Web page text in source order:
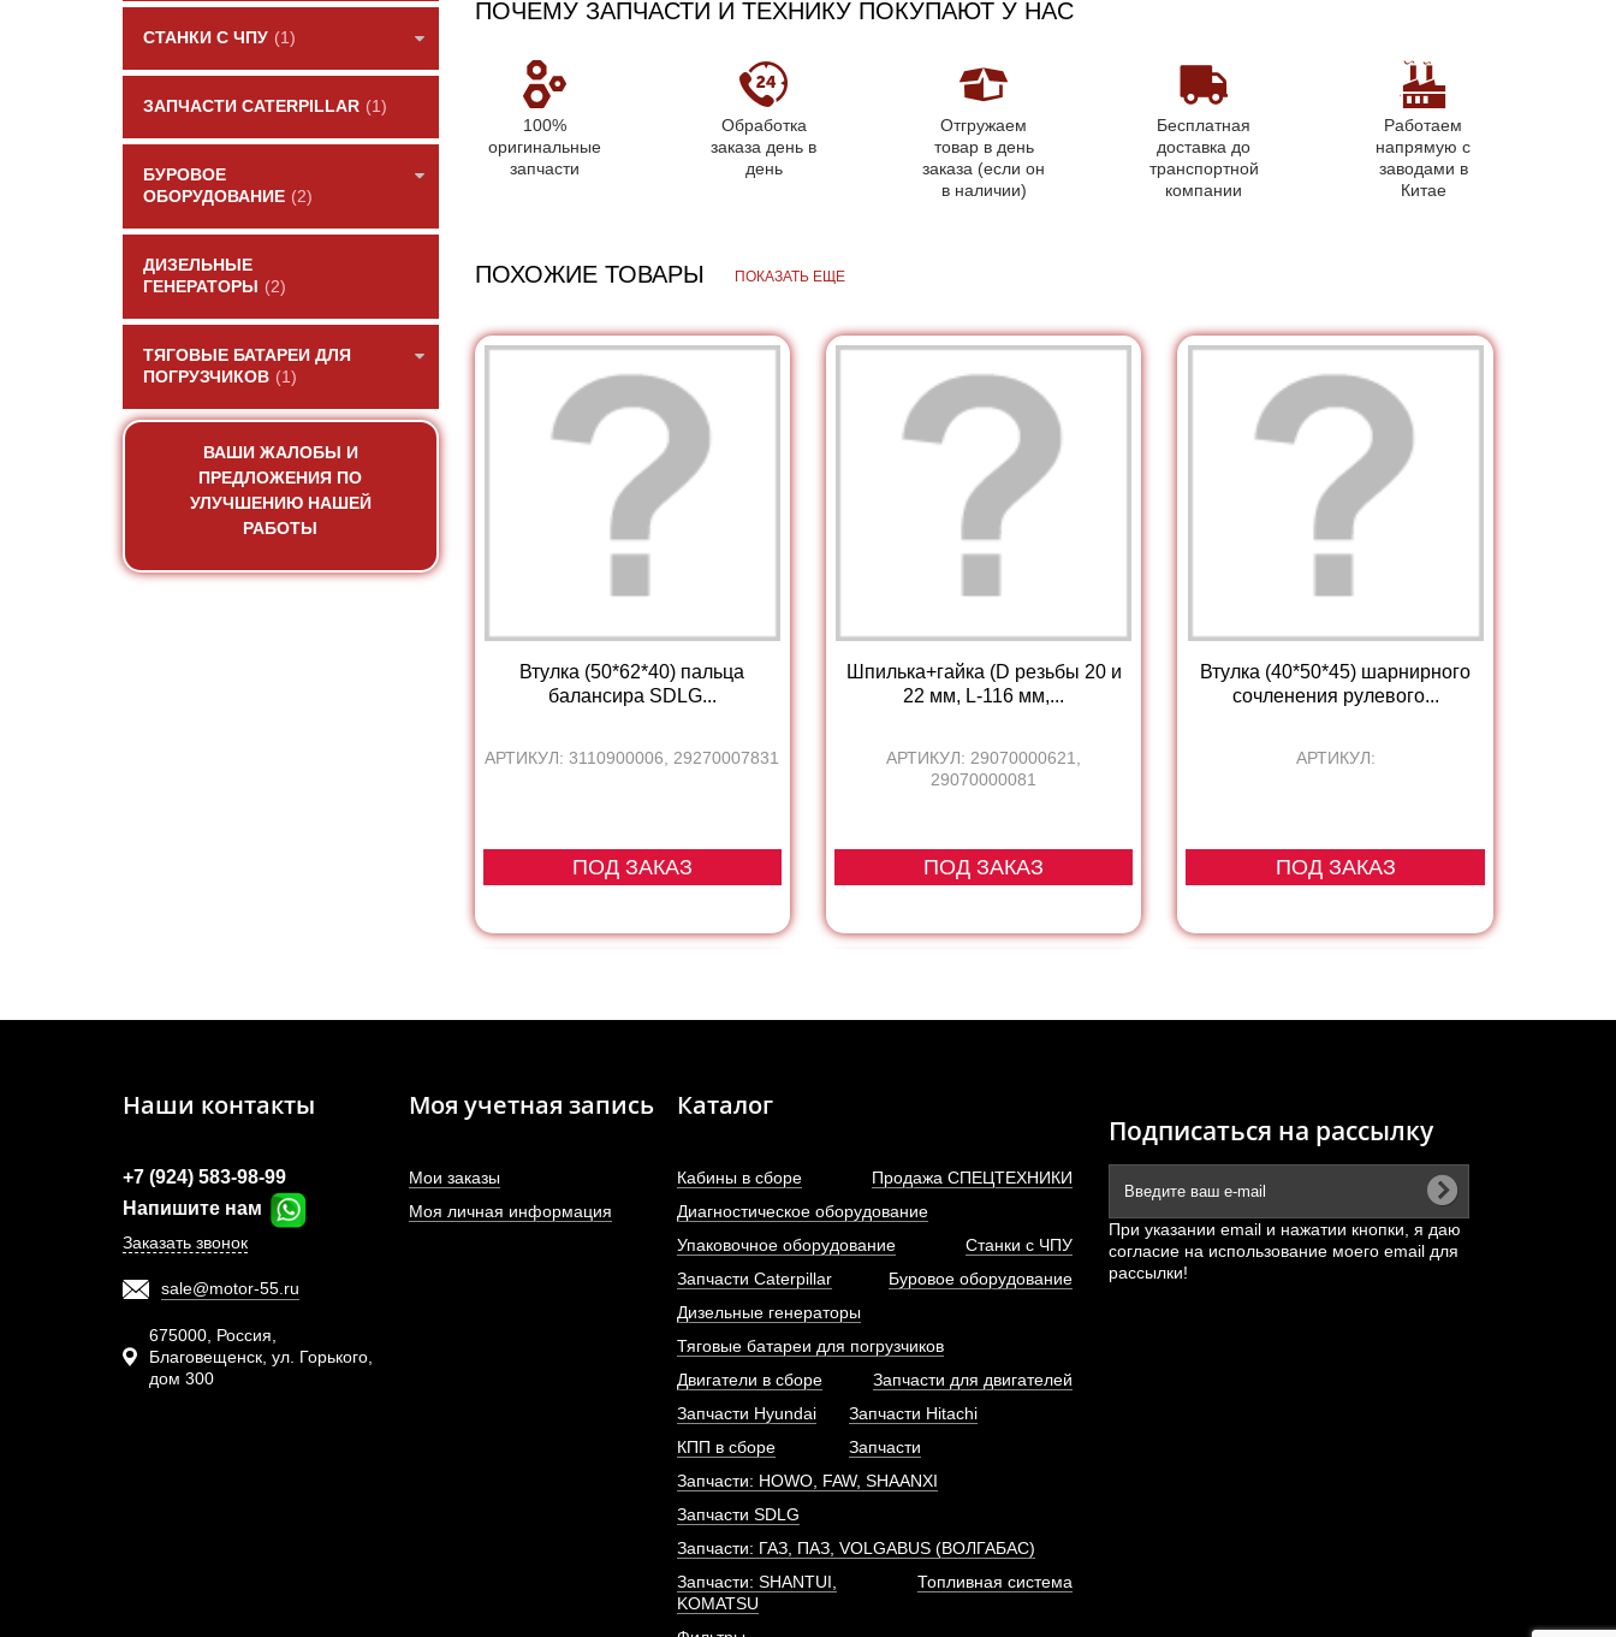
СТАНКИ С ЧПУ (1)
ЗАПЧАСТИ CATERPILLAR (1)
БУРОВОЕ
ОБОРУДОВАНИЕ (2)
ДИЗЕЛЬНЫЕ
ГЕНЕРАТОРЫ
(2)
ТЯГОВЫЕ БАТАРЕИ ДЛЯ
ПОГРУЗЧИКОВ (1)
ВАШИ ЖАЛОБЫ И
ПРЕДЛОЖЕНИЯ ПО
УЛУЧШЕНИЮ НАШЕЙ
РАБОТЫ
ПОЧЕМУ ЗАПЧАСТИ И ТЕХНИКУ ПОКУПАЮТ У НАС
100%
оригинальные
запчасти
Обработка
заказа день в
день
Отгружаем
товар в день
заказа (если он
в наличии)
Бесплатная
доставка до
транспортной
компании
Работаем
напрямую с
заводами в
Китае
ПОХОЖИЕ ТОВАРЫ ПОКАЗАТЬ ЕЩЕ
Втулка (50*62*40) пальца
балансира SDLG...
АРТИКУЛ: 3110900006, 29270007831
ПОД ЗАКАЗ
Шпилька+гайка (D резьбы 20 и
22 мм, L-116 мм,...
АРТИКУЛ: 29070000621,
29070000081
ПОД ЗАКАЗ
Втулка (40*50*45) шарнирного
сочленения рулевого...
АРТИКУЛ:
ПОД ЗАКАЗ
ТНВД (топливный насос
высокого давления) двигателя...
АРТИКУЛ: 612601080575
ПОД ЗАКАЗ
Насос гидравлический
шлицов,...
АРТИКУЛ: 4120000684
ПОД ЗАКАЗ
Наши контакты
+7 (924) 583-98-99
Напишите нам
Заказать звонок
sale@motor-55.ru
675000, Россия,
Благовещенск, ул. Горького,
дом 300
Моя учетная запись
Мои заказы
Моя личная информация
Каталог
Двигатели в сборе Запчасти для двигателей
КПП в сборе
Запчасти Hyundai
Запчасти Hitachi
Запчасти
Запчасти SDLG
Запчасти: SHANTUI,
KOMATSU
Запчасти: HOWO, FAW, SHAANXI
Запчасти: ГАЗ, ПАЗ, VOLGABUS (ВОЛГАБАС)
Топливная система
Кабины в сборе
Продажа СПЕЦТЕХНИКИ
Диагностическое оборудование
Упаковочное оборудование
Станки с ЧПУ
Запчасти Caterpillar
Буровое оборудование
Дизельные генераторы
Тяговые батареи для погрузчиков
Подписаться на рассылку
При указании email и нажатии кнопки, я даю
согласие на использование моего email для
рассылки!